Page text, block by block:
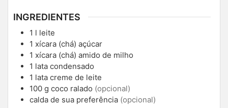
INGREDIENTES
1 l leite
1 xícara (chá) açúcar
1 xícara (chá) amido de milho
1 lata condensado
1 lata creme de leite
100 g coco ralado (opcional)
calda de sua preferência (opcional)